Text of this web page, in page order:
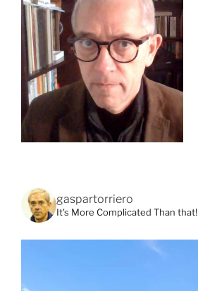
gaspartorriero
It's More Complicated Than that!